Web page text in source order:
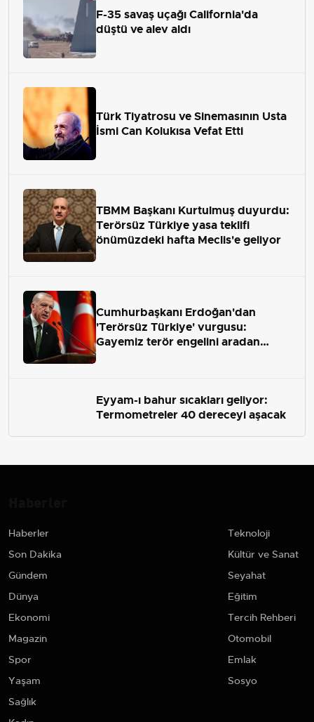
F-35 savaş uçağı California'da
düştü ve alev aldı
Türk Tiyatrosu ve Sinemasının Usta
İsmi Can Kolukısa Vefat Etti
TBMM Başkanı Kurtulmuş duyurdu:
Terörsüz Türkiye yasa teklifi
önümüzdeki hafta Meclis'e geliyor
Cumhurbaşkanı Erdoğan'dan
'Terörsüz Türkiye' vurgusu:
Gayemiz terör engelini aradan
Eyyam-ı bahur sıcakları geliyor:
Termometreler 40 dereceyi aşacak
Haberler
Son Dakika
Gündem
Dünya
Ekonomi
Magazin
Spor
Yaşam
Sağlık
Teknoloji
Kültür ve Sanat
Seyahat
Eğitim
Tercih Rehberi
Otomobil
Emlak
Sosyo